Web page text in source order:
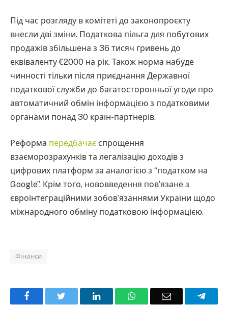
Під час розгляду в комітеті до законопроєкту
внесли дві зміни. Податкова пільга для побутових
продажів збільшена з 36 тисяч гривень до
еквіваленту €2000 на рік. Також норма набуде
чинності тільки після приєднання Державної
податкової служби до багатосторонньої угоди про
автоматичний обмін інформацією з податковими
органами понад 30 країн-партнерів.
Реформа передбачає спрощення
взаєморозрахунків та легалізацію доходів з
цифрових платформ за аналогією з “податком на
Google”. Крім того, нововведення пов’язане з
євроінтеграційними зобов’язаннями України щодо
міжнародного обміну податковою інформацією.
Фінанси
Facebook LinkedInWhatsAppEmail